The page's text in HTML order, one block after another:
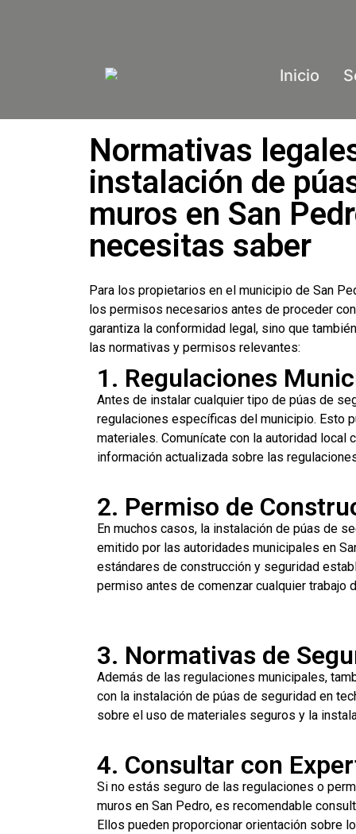
Inicio
Normativas
instalación de
muros en San
necesitas saber
Para los propietarios en el municipio de San
los permisos necesarios antes de proceder
garantiza la conformidad legal, sino que
las normativas y permisos relevantes:
1. Regulaciones
Antes de instalar cualquier tipo de púas de
regulaciones específicas del municipio. Esto
materiales. Comunícate con la autoridad
información actualizada sobre las
2. Permiso de
En muchos casos, la instalación de púas de
emitido por las autoridades municipales en
estándares de construcción y seguridad
permiso antes de comenzar cualquier trabajo
3. Normativas de
Además de las regulaciones municipales,
con la instalación de púas de seguridad en
sobre el uso de materiales seguros y la
4. Consultar con
Si no estás seguro de las regulaciones o
muros en San Pedro, es recomendable
Ellos pueden proporcionar orientación sobre